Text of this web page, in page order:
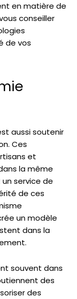
en matière de
conseiller
de vos
aussi soutenir
Ces
et
la même
service de
de ces
un modèle
dans la
souvent dans
des
des